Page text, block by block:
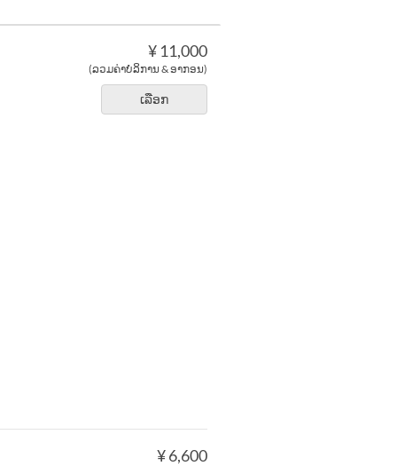
¥ 11,000
(ລວມຄ່າບໍລິການ & ອາກອນ)
ເລືອກ
¥ 6,600